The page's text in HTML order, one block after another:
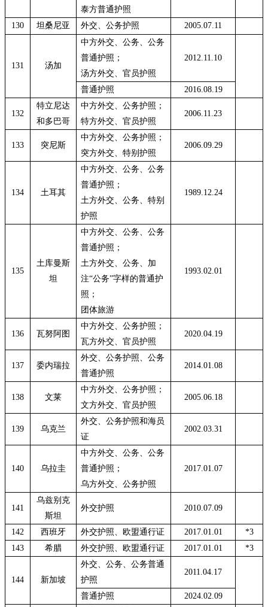
泰方普通护照
130
坦桑尼亚 外交、公务护照 2005.07.11
131 汤加
中方外交、公务、公务
普通护照；
2012.11.10
汤方外交、官员护照
普通护照
2016.08.19
132
特立尼达
和多巴哥
中方外交、公务护照；
2006.11.23
特方外交、官员护照
133 突尼斯
中方外交、公务护照；
2006.09.29
突方外交、特别护照
134 土耳其
中方外交、公务、公务
普通护照；
1989.12.24
土方外交、公务、特别
护照
135
土库曼斯
坦
中方外交、公务、公务
普通护照；
1993.02.01
土方外交、公务、加
注“公务”字样的普通护
照；
团体旅游
136 瓦努阿图
中方外交、公务护照；
2020.04.19
瓦方外交、官员护照
137 委内瑞拉
外交、公务护照、公务
普通护照
2014.01.08
138 文莱
中方外交、公务护照；
2005.06.18
文方外交、官员护照
139 乌克兰
外交、公务护照和海员
证
2002.03.31
140 乌拉圭
中方外交、公务、公务
普通护照；
2017.01.07
乌方外交、公务护照
141
乌兹别克
斯坦
外交护照 2010.07.09
142 西班牙 外交护照、欧盟通行证 2017.01.01
*3
143
希腊 外交护照、欧盟通行证 2017.01.01 *3
144 新加坡
外交、公务、公务普通
护照
2011.04.17
普通护照 2024.02.09